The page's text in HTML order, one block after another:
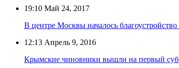
19:10 Май 24, 2017
В центре Москвы началось
12:13 Апрель 9, 2016
Крымские чиновники вышли на первый